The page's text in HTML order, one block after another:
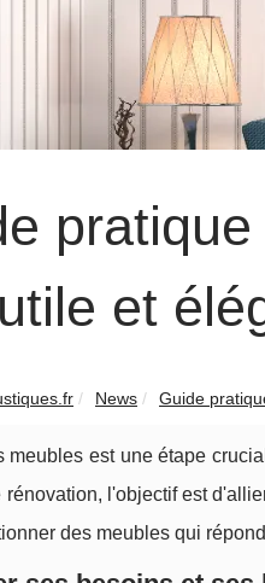
et
News Guide
meubles est une étape
rénovation, l'objectif est
des meubles qui